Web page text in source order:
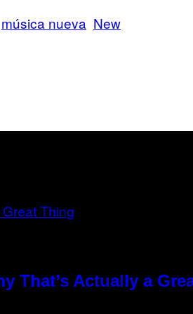
música nueva New
That’s Actually a